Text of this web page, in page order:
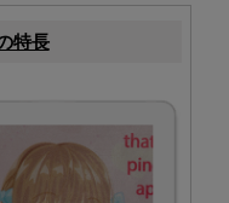
特長